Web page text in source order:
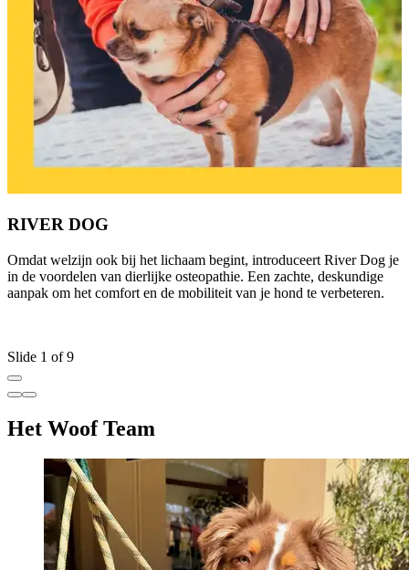
RIVER DOG
Omdat welzijn ook bij het lichaam begint, introduceert River Dog je
in de voordelen van dierlijke osteopathie. Een zachte, deskundige
aanpak om het comfort en de mobiliteit van je hond te verbeteren.
Slide 1 of 9
Het Woof Team